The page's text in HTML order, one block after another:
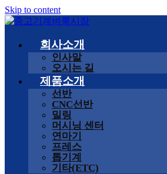
Skip to content
회사소개
인사말
오시는 길
제품소개
선반
CNC선반
밀링
머시닝 센터
연마기
프레스
톱기계
기타(ETC)